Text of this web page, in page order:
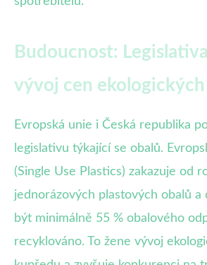
Budoucnost:
vývoj cen ekologických
Evropská unie i Česká republika
legislativu týkající se obalů.
(Single Use Plastics) zakazuje od
jednorázových plastových obalů a
být minimálně 55 % obalového
recyklováno. To žene vývoj